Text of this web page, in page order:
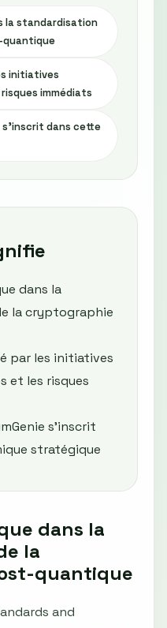
la standardisation
quantique
initiatives
immédiats
s’inscrit dans cette
dans la
la cryptographie
par les initiatives
et les risques
s’inscrit
stratégique
dans la
la
quantique
and